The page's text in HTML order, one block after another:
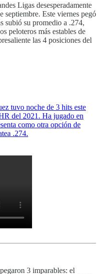
Ligas desesperadamente
septiembre. Este viernes pegó
subió su promedio a .274,
peloteros más estables de
las 4 posiciones del
tuvo noche de 3 hits este
del 2021. Ha jugado en
como otra opción de
.274.
3 imparables: el